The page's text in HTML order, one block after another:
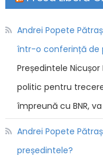
Andrei Popete
într-o conferință de
Președintele
politic pentru
împreună cu BNR,
Andrei Popete
președintele?